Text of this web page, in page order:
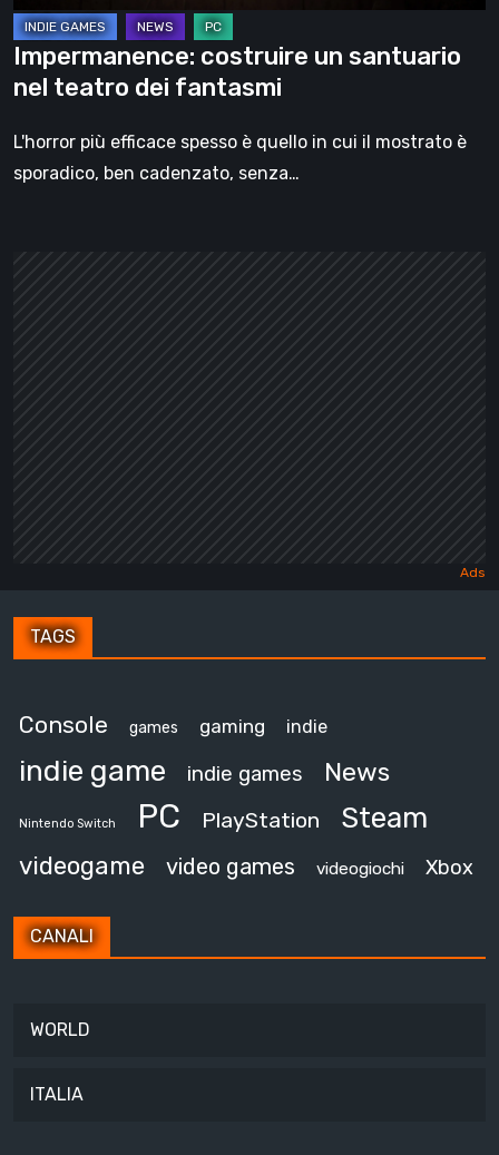
Impermanence: costruire un santuario
nel teatro dei fantasmi
L'horror più efficace spesso è quello in cui il mostrato è
sporadico, ben cadenzato, senza…
TAGS
Console games gaming indie
indie game indie games News
Nintendo Switch PC PlayStation Steam
videogame video games videogiochi Xbox
CANALI
WORLD
ITALIA